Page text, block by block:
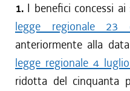
1. I benefici concessi ai
legge regionale 23
anteriormente alla
legge regionale 4
ridotta del cinquanta